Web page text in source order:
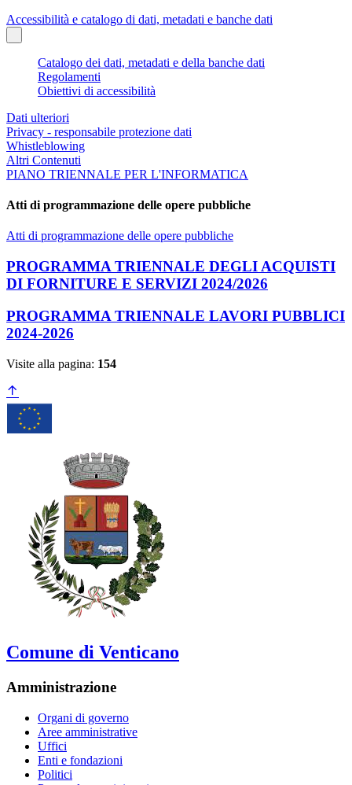
Accessibilità e catalogo di dati, metadati e banche dati
Catalogo dei dati, metadati e della banche dati
Regolamenti
Obiettivi di accessibilità
Dati ulteriori
Privacy - responsabile protezione dati
Whistleblowing
Altri Contenuti
PIANO TRIENNALE PER L'INFORMATICA
Atti di programmazione delle opere pubbliche
Atti di programmazione delle opere pubbliche
PROGRAMMA TRIENNALE DEGLI ACQUISTI
DI FORNITURE E SERVIZI 2024/2026
PROGRAMMA TRIENNALE LAVORI PUBBLICI
2024-2026
Visite alla pagina: 154
Comune di Venticano
Amministrazione
Organi di governo
Aree amministrative
Uffici
Enti e fondazioni
Politici